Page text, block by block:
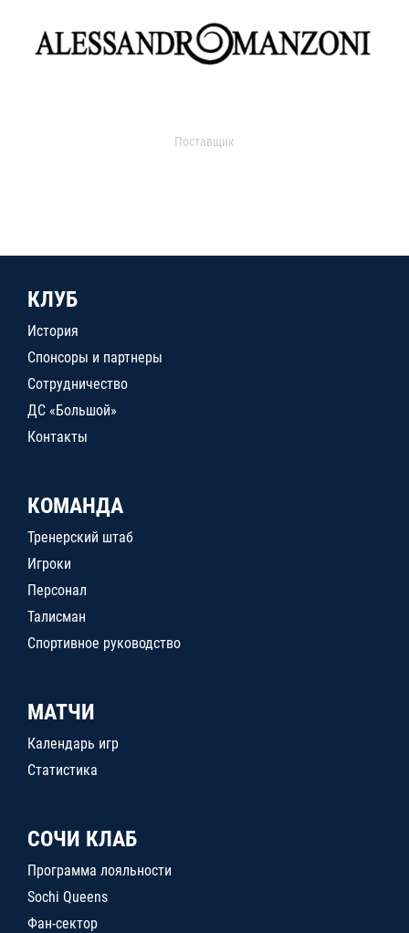
Поставщик
КЛУБ
История
Спонсоры и партнеры
Сотрудничество
ДС «Большой»
Контакты
КОМАНДА
Тренерский штаб
Игроки
Персонал
Талисман
Спортивное руководство
МАТЧИ
Календарь игр
Статистика
СОЧИ КЛАБ
Программа лояльности
Sochi Queens
Фан-сектор